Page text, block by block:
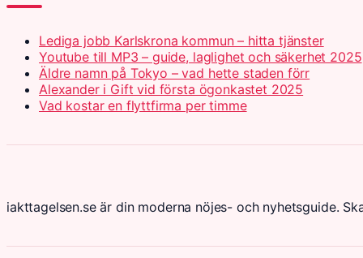
Lediga jobb Karlskrona kommun – hitta tjänster
Youtube till MP3 – guide, laglighet och säkerhet 2025
Äldre namn på Tokyo – vad hette staden förr
Alexander i Gift vid första ögonkastet 2025
Vad kostar en flyttfirma per timme
iakttagelsen.se är din moderna nöjes- och nyhetsguide.